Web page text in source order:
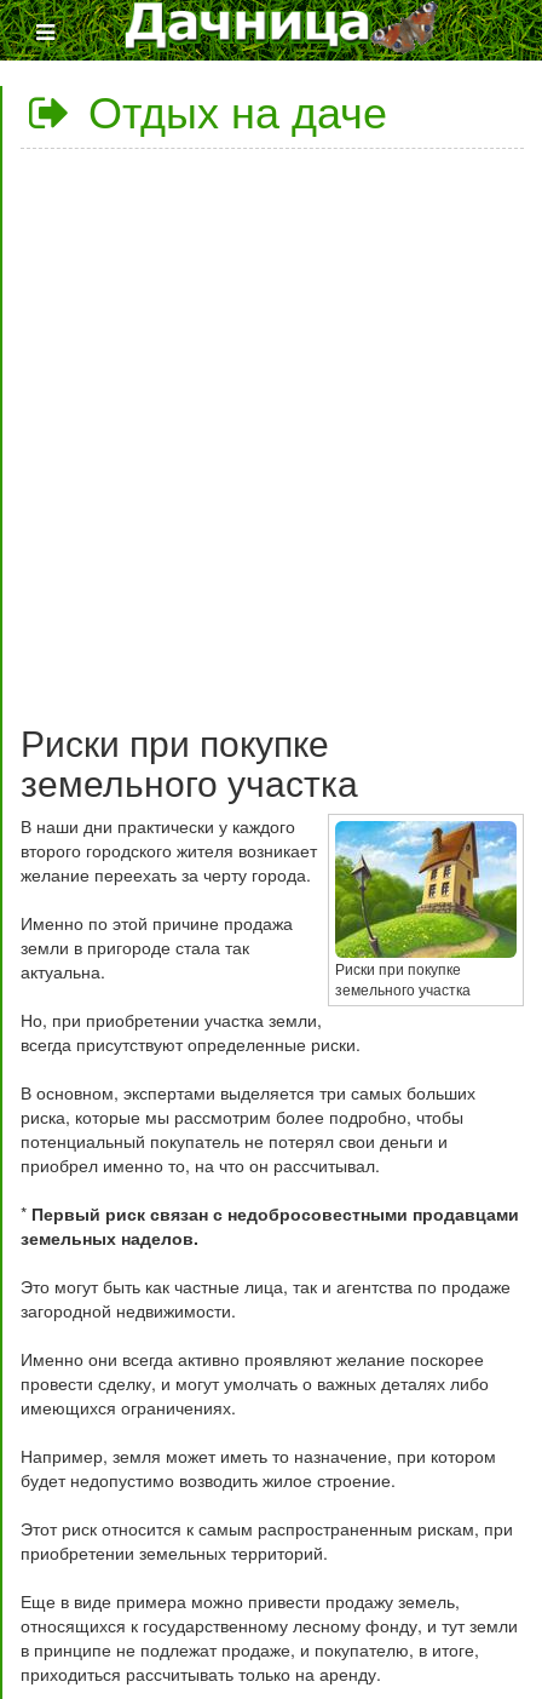
Отдых на даче
Риски при покупке
земельного участка
Риски при покупке
земельного участка
В наши дни практически у каждого
второго городского жителя возникает
желание переехать за черту города.
Именно по этой причине продажа
земли в пригороде стала так
актуальна.
Но, при приобретении участка земли,
всегда присутствуют определенные риски.
В основном, экспертами выделяется три самых больших
риска, которые мы рассмотрим более подробно, чтобы
потенциальный покупатель не потерял свои деньги и
приобрел именно то, на что он рассчитывал.
* Первый риск связан с недобросовестными продавцами
земельных наделов.
Это могут быть как частные лица, так и агентства по продаже
загородной недвижимости.
Именно они всегда активно проявляют желание поскорее
провести сделку, и могут умолчать о важных деталях либо
имеющихся ограничениях.
Например, земля может иметь то назначение, при котором
будет недопустимо возводить жилое строение.
Этот риск относится к самым распространенным рискам, при
приобретении земельных территорий.
Еще в виде примера можно привести продажу земель,
относящихся к государственному лесному фонду, и тут земли
в принципе не подлежат продаже, и покупателю, в итоге,
приходиться рассчитывать только на аренду.